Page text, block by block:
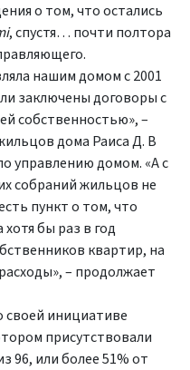
о том, что остались
, спустя… почти полтора
нашим домом с 2001
заключены договоры с
собственностью», –
дома Раиса Д. В
управлению домом. «А с
собраний жильцов не
пункт о том, что
бы раз в год
квартир, на
– продолжает
своей инициативе
присутствовали
96, или более 51% от